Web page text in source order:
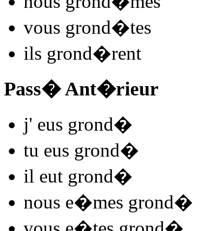
vous grond�tes
ils grond�rent
Pass� Ant�rieur
j' eus grond�
tu eus grond�
il eut grond�
nous e�mes grond�